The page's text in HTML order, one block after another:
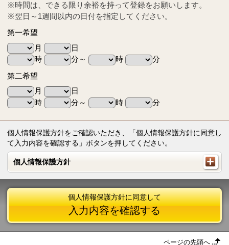
※時間は、できる限り余裕を持って登録をお願いします。
※翌日～1週間以内の日付を指定してください。
第一希望
月
日
時
分～ 時
分
第二希望
月
日
時
分～ 時 分
個人情報保護方針をご確認いただき、「個人情報保護方針に同意し
て入力内容を確認する」ボタンを押してください。
個人情報保護方針
個人情報保護方針
個人情報保護方針に同意して
入力内容を確認する
ページの先頭へ